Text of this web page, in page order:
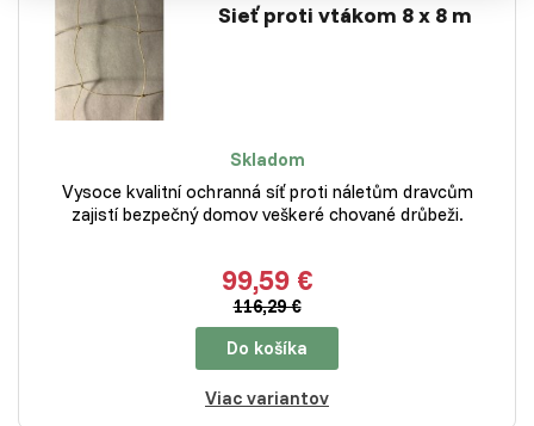
Sieť proti vtákom 8 x 8 m
Skladom
Vysoce kvalitní ochranná síť proti náletům dravcům
zajistí bezpečný domov veškeré chované drůbeži.
99,59 €
116,29 €
Do košíka
Viac variantov